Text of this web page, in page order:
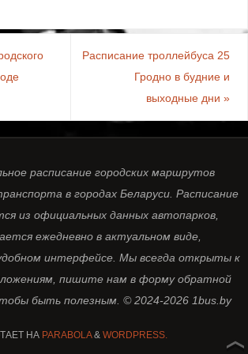
Расписание троллейбуса 25
Гродно в будние и
выходные дни»
расписание городских маршрутов
в городах Беларуси. Расписание
из официальных данных автопарков,
ежедневно в актуальном виде,
интерфейсе. Мы всегда открыты к
пишите нам в форму обратной
быть полезным. © 2024-2026 1bus.by
НА PARABOLA& WORDPRESS.